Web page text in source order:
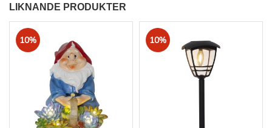
LIKNANDE PRODUKTER
10% 10%